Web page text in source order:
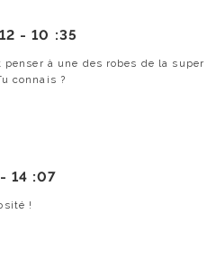
-10 :35
à une des robes de la super
connais ?
14 :07
!